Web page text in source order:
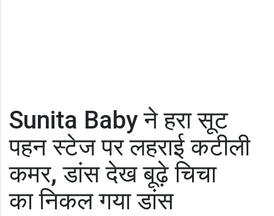
Sunita Baby ने हरा सूट
पहन स्टेज पर लहराई कटीली
कमर, डांस देख बूढ़े चिचा
का निकल गया डांस